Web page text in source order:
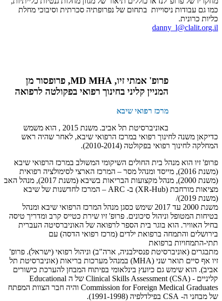
כמו גם עבודות ניסוייות בתחום של נפרופתיה סכרתית וסיבוכי מחלת
כליות כרונית.
danny_l@clalit.org.il
פרופ' אמתי זיו, MD MHA, פרופסור מן
המניין קליני בחינוך רפואי בפקולטה לרפואה
מרכז רפואי שיבא
באוניברסיטת תל אביב. משנת 2015 , הוא משמש
כדיקאן משנה לחינוך רפואי במרכז הרפואי שיבא, לאחר שהיה ראש
המחלקה לחינוך רפואי בפקולטה (2010-2014).
פרופ' זיו הוא מנהל בית החולים השיקומי המשולב במרכז הרפואי שיבא
(משנת 2016), מייסד ומנהל מסר – המרכז הארצי לסימולציה רפואית
(משנת 2000), מנהל מקצועות הבריאות בשיבא (משנת 2017), מנהל האב
מציאות מורחבת (XR-Hub) ב- ARC – המרכז לחדשנות של שיבא
(משנת 2019)/
משנת 2000 עד 2017 שימש כסגן מנהל המרכז הרפואי שיבא ומנהל
בטיחות המטופל וניהול סיכונים. פרופ' זיו שירת כטייס קרב ומדריך טיסה
בחיל האוויר. הוא בוגר בית הספר לרפואה של האוניברסיטה העברית
בירושלים והתמחה ברפואת ילדים (מרכז רפואי הדסה) עם
תתי-התמחויות ברפואת
מתבגרים (אוניברסיטת פנסילבניה, ארה"ב) וניהול רפואי (ישראל). פרופ'
זיו אף סיים תואר שני (MHA) במנהל מערכות בריאות (אוניברסיטת תל
אביב). הוא שימש גם כיועץ בינלאומי בפיתוח המבחן להערכת כישורים
קליניים - Clinical Skills Assessment (CSA) של ה Educational
Commission for Foreign Medical Graduates והיה חבר הצוות המפתח
של מבחני ה- CSA בפילדלפיה (1991-1998).